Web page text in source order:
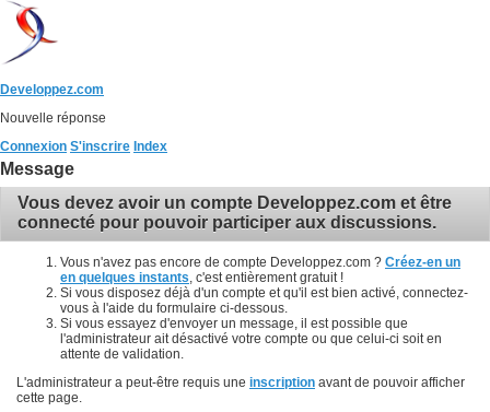
Developpez.com
Nouvelle réponse
Connexion S'inscrire Index
Message
Vous devez avoir un compte Developpez.com et être
connecté pour pouvoir participer aux discussions.
Vous n'avez pas encore de compte Developpez.com ? Créez-en un
en quelques instants , c'est entièrement gratuit !
Si vous disposez déjà d'un compte et qu'il est bien activé, connectez-
vous à l'aide du formulaire ci-dessous.
Si vous essayez d'envoyer un message, il est possible que
l'administrateur ait désactivé votre compte ou que celui-ci soit en
attente de validation.
L'administrateur a peut-être requis une inscription avant de pouvoir afficher
cette page.